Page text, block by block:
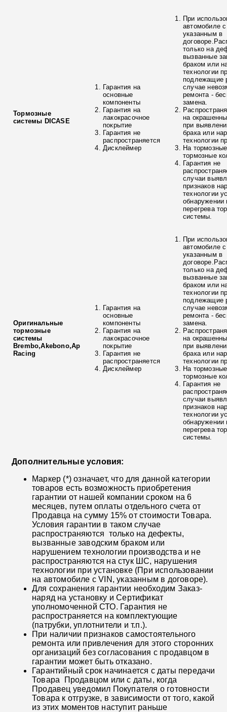
Тормозные
системы DICASE
Гарантия на
основные
компоненты
Гарантия на
лакокрасочное
покрытие
Гарантия не
распространяется
Дисклеймер
При
автомобиле
указанным в
только на
вызванные
браком или
технологии
подлежащие
случае
ремонта -
замена.
на
при
брака или
технологии
На
тормозные
Гарантия не
случаи
признаков
технологии
обнаружении
перегрева
системы.
Оригинальные
тормозные
системы
Brembo,Akebono,Ap
Racing
Гарантия на
основные
компоненты
Гарантия на
лакокрасочное
покрытие
Гарантия не
распространяется
Дисклеймер
При
автомобиле
указанным в
только на
вызванные
браком или
технологии
подлежащие
случае
ремонта -
замена.
на
при
брака или
технологии
На
тормозные
Гарантия не
случаи
признаков
технологии
обнаружении
перегрева
системы.
Дополнительные условия:
Маркер (*) означает, что для данной категории
товаров есть возможность приобретения
гарантии от нашей компании сроком на 6
месяцев, путем оплаты отдельного счета от
Продавца на сумму 15% от стоимости Товара.
Условия гарантии в таком случае
распространяются только на дефекты,
вызванные заводским браком или
нарушением технологии производства и не
распространяются на стук ШС, нарушения
технологии при установке (При использовании
на автомобиле с VIN, указанным в договоре).
Для сохранения гарантии необходим Заказ-
наряд на установку и Сертификат
уполномоченной СТО. Гарантия не
распространяется на комплектующие
(патрубки, уплотнители и т.п.).
При наличии признаков самостоятельного
ремонта или привлечения для этого сторонних
организаций без согласования с продавцом в
гарантии может быть отказано.
Гарантийный срок начинается с даты передачи
Товара Продавцом или с даты, когда
Продавец уведомил Покупателя о готовности
Товара к отгрузке, в зависимости от того, какой
из этих моментов наступит раньше